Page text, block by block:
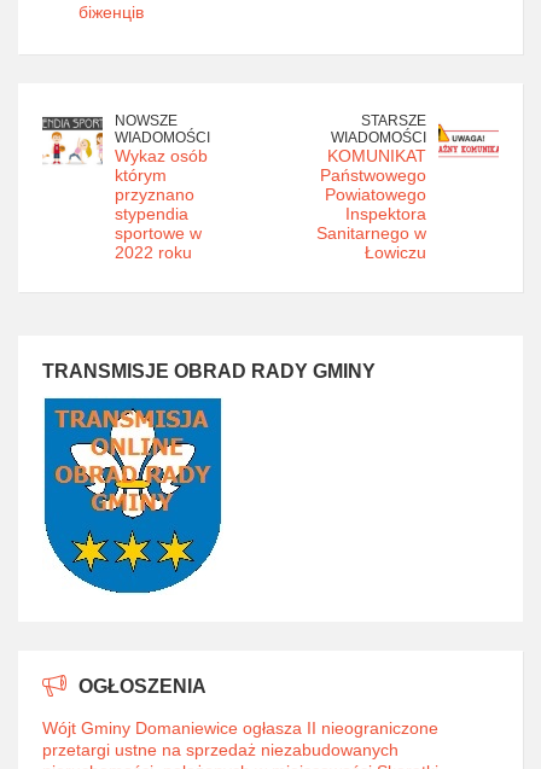
біженців
NOWSZE
WIADOMOŚCI
Wykaz osób
którym
przyznano
stypendia
sportowe w
2022 roku
STARSZE
WIADOMOŚCI
KOMUNIKAT
Państwowego
Powiatowego
Inspektora
Sanitarnego w
Łowiczu
TRANSMISJE OBRAD RADY GMINY
OGŁOSZENIA
Wójt Gminy Domaniewice ogłasza II nieograniczone
przetargi ustne na sprzedaż niezabudowanych